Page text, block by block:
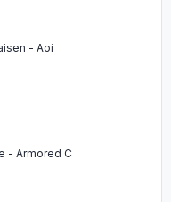
- Aoi
- Armored C